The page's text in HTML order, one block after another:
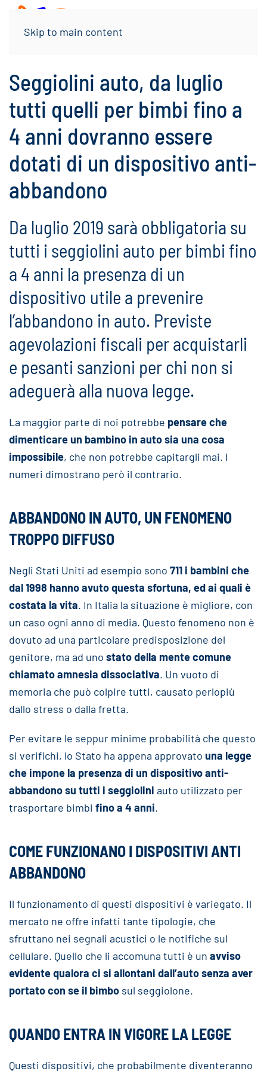
Skip to main content
Seggiolini auto, da luglio
tutti quelli per bimbi fino a
4 anni dovranno essere
dotati di un dispositivo anti-
abbandono
Da luglio 2019 sarà obbligatoria su
tutti i seggiolini auto per bimbi fino
a 4 anni la presenza di un
dispositivo utile a prevenire
l’abbandono in auto. Previste
agevolazioni fiscali per acquistarli
e pesanti sanzioni per chi non si
adeguerà alla nuova legge.
La maggior parte di noi potrebbe pensare che
dimenticare un bambino in auto sia una cosa
impossibile, che non potrebbe capitargli mai. I
numeri dimostrano però il contrario.
ABBANDONO IN AUTO, UN FENOMENO
TROPPO DIFFUSO
Negli Stati Uniti ad esempio sono 711 i bambini che
dal 1998 hanno avuto questa sfortuna, ed ai quali è
costata la vita. In Italia la situazione è migliore, con
un caso ogni anno di media. Questo fenomeno non è
dovuto ad una particolare predisposizione del
genitore, ma ad uno stato della mente comune
chiamato amnesia dissociativa. Un vuoto di
memoria che può colpire tutti, causato perlopiù
dallo stress o dalla fretta.
Per evitare le seppur minime probabilità che questo
si verifichi, lo Stato ha appena approvato una legge
che impone la presenza di un dispositivo anti-
abbandono su tutti i seggiolini auto utilizzato per
trasportare bimbi fino a 4 anni.
COME FUNZIONANO I DISPOSITIVI ANTI
ABBANDONO
Il funzionamento di questi dispositivi è variegato. Il
mercato ne offre infatti tante tipologie, che
sfruttano nei segnali acustici o le notifiche sul
cellulare. Quello che li accomuna tutti è un avviso
evidente qualora ci si allontani dall’auto senza aver
portato con se il bimbo sul seggiolone.
QUANDO ENTRA IN VIGORE LA LEGGE
Questi dispositivi, che probabilmente diventeranno